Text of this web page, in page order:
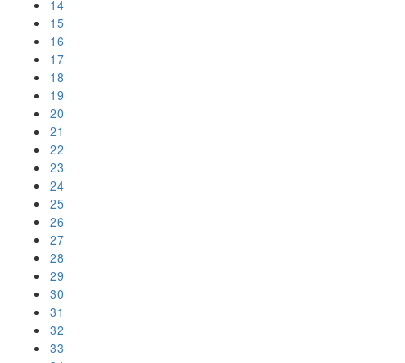
14
15
16
17
18
19
20
21
22
23
24
25
26
27
28
29
30
31
32
33